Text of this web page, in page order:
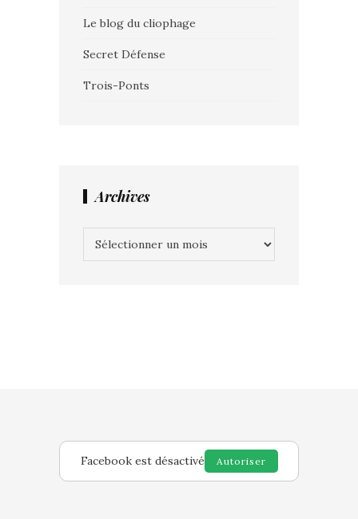
Le blog du cliophage
Secret Défense
Trois-Ponts
Archives
Facebook est désactivé Autoriser